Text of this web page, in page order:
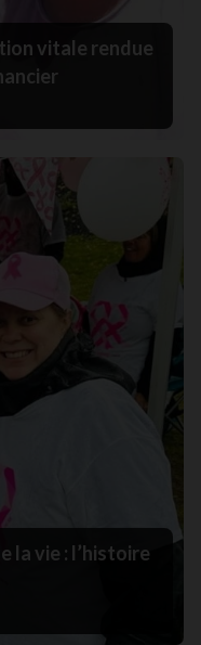
vitale rendue
la vie : l’histoire